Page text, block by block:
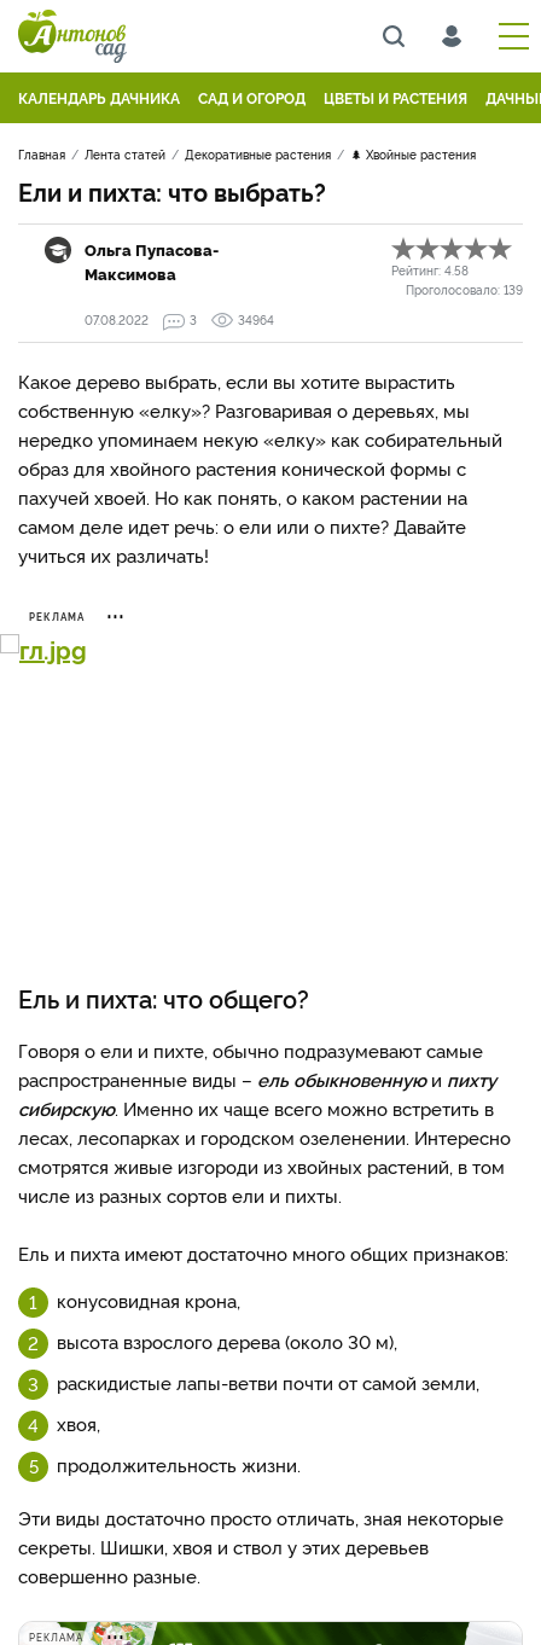
КАЛЕНДАРЬ ДАЧНИКА САД И ОГОРОД ЦВЕТЫ И РАСТЕНИЯ
Главная Лента статей Декоративные растения 🌲 Хвойные растения
Ели и пихта: что выбрать?
Ольга Пупасова-
Максимова
Рейтинг: 4.58
Проголосовало: 139
07.08.2022
3 34964
Какое дерево выбрать, если вы хотите вырастить
собственную «елку»? Разговаривая о деревьях, мы
нередко упоминаем некую «елку» как собирательный
образ для хвойного растения конической формы с
пахучей хвоей. Но как понять, о каком растении на
самом деле идет речь: о ели или о пихте? Давайте
учиться их различать!
РЕКЛАМА
Ель и пихта: что общего?
Говоря о ели и пихте, обычно подразумевают самые
распространенные виды – ель обыкновеннуюи пихту
сибирскую. Именно их чаще всего можно встретить в
лесах, лесопарках и городском озеленении. Интересно
смотрятся живые изгороди из хвойных растений, в том
числе из разных сортов ели и пихты.
Ель и пихта имеют достаточно много общих признаков:
конусовидная крона,
высота взрослого дерева (около 30 м),
раскидистые лапы-ветви почти от самой земли,
хвоя,
продолжительность жизни.
Эти виды достаточно просто отличать, зная некоторые
секреты. Шишки, хвоя и ствол у этих деревьев
совершенно разные.
РЕКЛАМА